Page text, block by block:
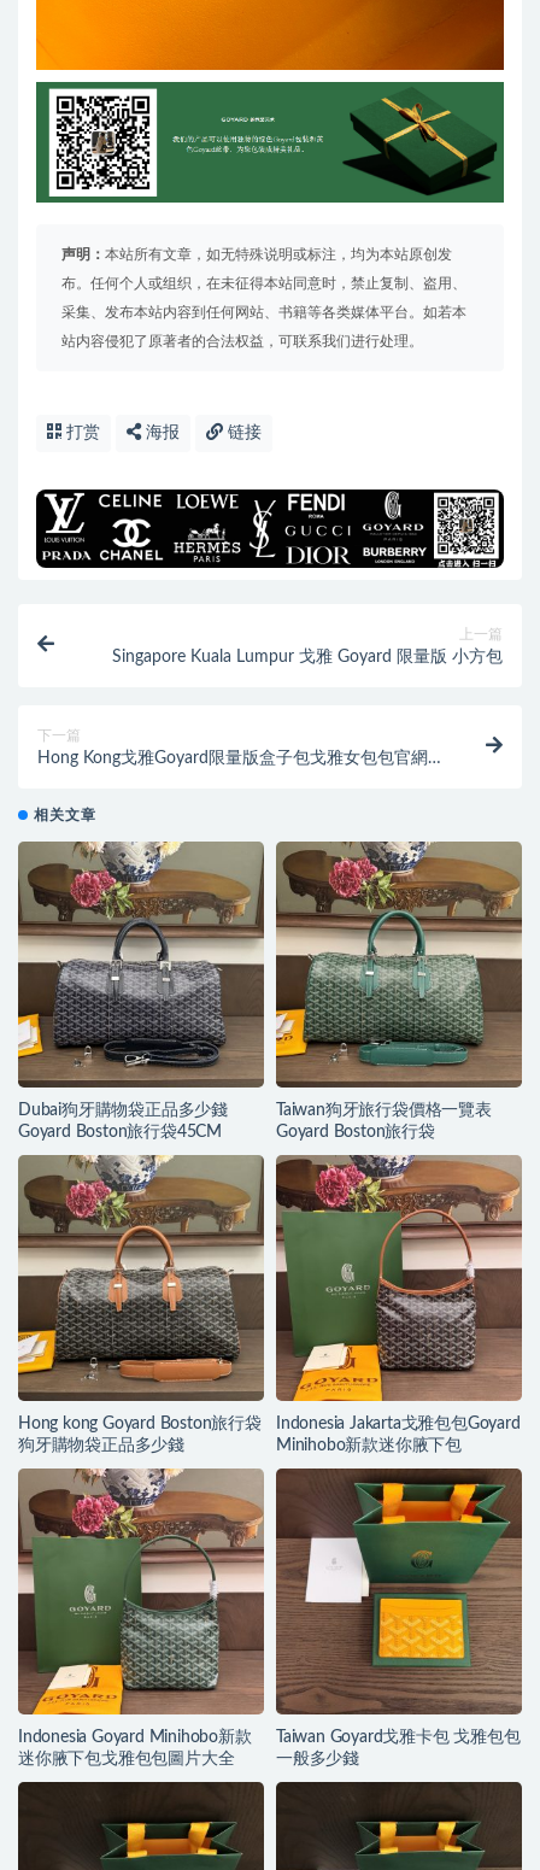
声明： 本站所有文章，如无特殊说明或标注，均为本站原创发
布。任何个人或组织，在未征得本站同意时，禁止复制、盗用、
采集、发布本站内容到任何网站、书籍等各类媒体平台。如若本
站内容侵犯了原著者的合法权益，可联系我们进行处理。
打赏 海报 链接
上一篇
Singapore Kuala Lumpur 戈雅 Goyard 限量版 小方包
下一篇
Hong Kong戈雅Goyard限量版盒子包戈雅女包包官網價
相关文章
Dubai狗牙購物袋正品多少錢
Goyard Boston旅行袋45CM
Taiwan狗牙旅行袋價格一覽表
Goyard Boston旅行袋
Hong kong Goyard Boston旅行袋
狗牙購物袋正品多少錢
Indonesia Jakarta戈雅包包Goyard
Minihobo新款迷你腋下包
Indonesia Goyard Minihobo新款
迷你腋下包戈雅包包圖片大全
Taiwan Goyard戈雅卡包 戈雅包包
一般多少錢